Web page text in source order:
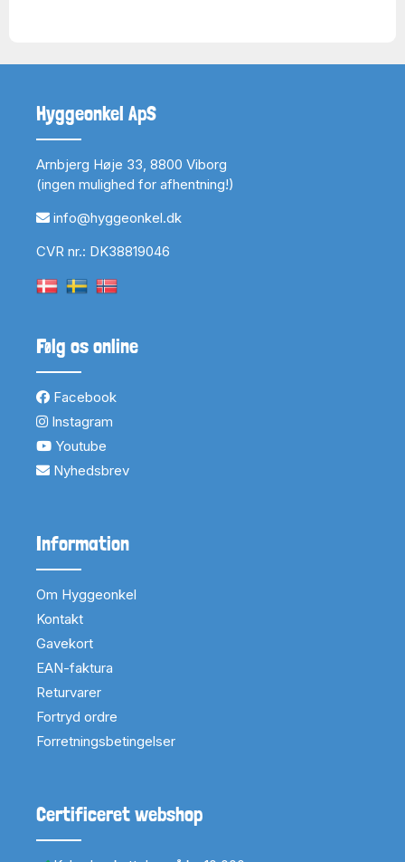
Hyggeonkel ApS
Arnbjerg Høje 33, 8800 Viborg
(ingen mulighed for afhentning!)
info@hyggeonkel.dk
CVR nr.: DK38819046
Følg os online
Facebook
Instagram
Youtube
Nyhedsbrev
Information
Om Hyggeonkel
Kontakt
Gavekort
EAN-faktura
Returvarer
Fortryd ordre
Forretningsbetingelser
Certificeret webshop